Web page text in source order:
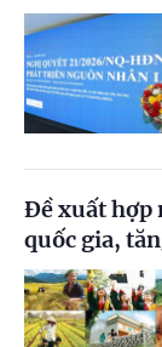
Đề xuất hợp
quốc gia,